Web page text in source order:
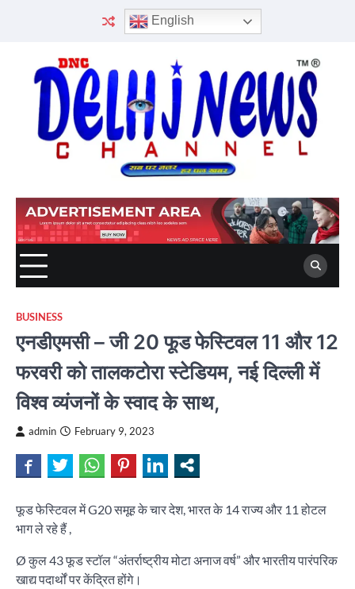
English
BUSINESS
एनडीएमसी – जी 20 फूड फेस्टिवल 11 और 12
फरवरी को तालकटोरा स्टेडियम, नई दिल्ली में
विश्व व्यंजनों के स्वाद के साथ,
admin February 9, 2023
फूड फेस्टिवल में G20 समूह के चार देश, भारत के 14 राज्य और 11 होटल
भाग ले रहे हैं ,
Ø कुल 43 फूड स्टॉल “अंतर्राष्ट्रीय मोटा अनाज वर्ष” और भारतीय पारंपरिक
खाद्य पदार्थों पर केंद्रित होंगे।